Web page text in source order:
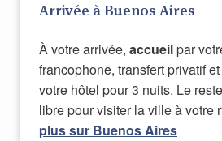
Arrivée à Buenos Aires
À votre arrivée, accueilpar
francophone, transfert privatif et
votre hôtel pour 3 nuits. Le
libre pour visiter la ville à votre
plus sur Buenos Aires